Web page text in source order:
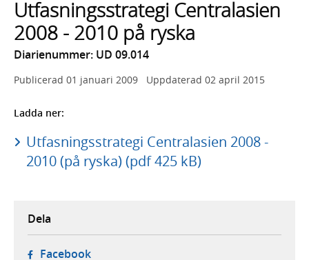
med
sökförslag
Utfasningsstrategi Centralasien
2008 - 2010 på ryska
Diarienummer: UD 09.014
Publicerad 01 januari 2009 Uppdaterad 02 april 2015
Ladda ner:
Utfasningsstrategi Centralasien 2008 -
2010 (på ryska) (pdf 425 kB)
Dela
Facebook- öppnas i ny flik, extern webbplats,